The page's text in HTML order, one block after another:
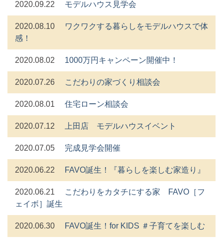
2020.09.22 モデルハウス見学会
2020.08.10
ワクワクする暮らしをモデルハウスで体
感！
2020.08.02 1000万円キャンペーン開催中！
2020.07.26 こだわりの家づくり相談会
2020.08.01 住宅ローン相談会
2020.07.12 上田店 モデルハウスイベント
2020.07.05 完成見学会開催
2020.06.22 FAVO誕生！『暮らしを楽しむ家造り』
2020.06.21
こだわりをカタチにする家 FAVO［フ
ェイボ］誕生
2020.06.30 FAVO誕生！for KIDS ＃子育てを楽しむ